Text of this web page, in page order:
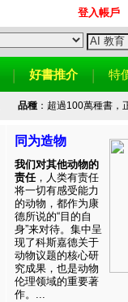
登入帳戶
好書推介 特
品種：超過100萬種書，
同为造物
我们对其他动物的
责任，人类有责任
将一切有感受能力
的动物，都作为康
德所说的“目的自
身”来对待。集中呈
现了科斯嘉德关于
动物议题的核心研
究成果，也是动物
伦理领域的重要著
作。...